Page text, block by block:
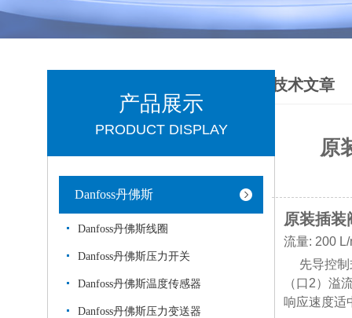
产品展示
PRODUCT DISPLAY
Danfoss丹佛斯
Danfoss丹佛斯线圈
Danfoss丹佛斯压力开关
Danfoss丹佛斯温度传感器
Danfoss丹佛斯压力变送器
技术文章
原
原装插装
流量: 200
先导控制
（口2）溢
响应速度适